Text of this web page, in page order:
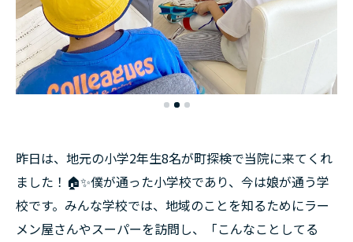
昨日は、地元の小学2年生8名が町探検で当院に来てくれ
ました！🏠✨僕が通った小学校であり、今は娘が通う学
校です。みんな学校では、地域のことを知るためにラー
メン屋さんやスーパーを訪問し、「こんなことしてる